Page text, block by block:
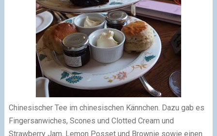
Chinesischer Tee im chinesischen Kännchen. Dazu gab es
Fingersanwiches, Scones und Clotted Cream und
Strawberry Jam. Lemon Posset und Brownie sowie einen